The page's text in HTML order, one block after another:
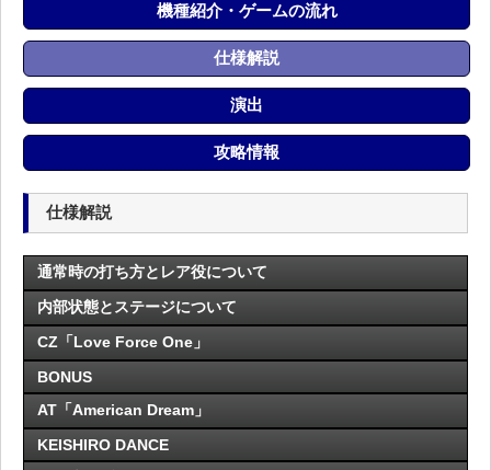
機種紹介・ゲームの流れ
仕様解説
演出
攻略情報
仕様解説
通常時の打ち方とレア役について
内部状態とステージについて
CZ「Love Force One」
BONUS
AT「American Dream」
KEISHIRO DANCE